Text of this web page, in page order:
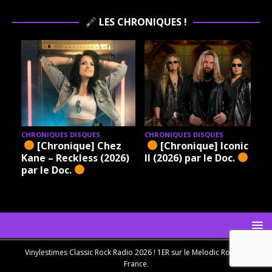
LES CHRONIQUES !
DISQUES
Iconic –
par le Doc.
CHRONIQUES DISQUES
[Chronique] Lalu – A
Mythmaker’s Demise
CHRONIQUES
Zan/Cody
Vinylestimes Classic Rock Radio 2026 ! 1ER sur le Melodic Rock en
France.